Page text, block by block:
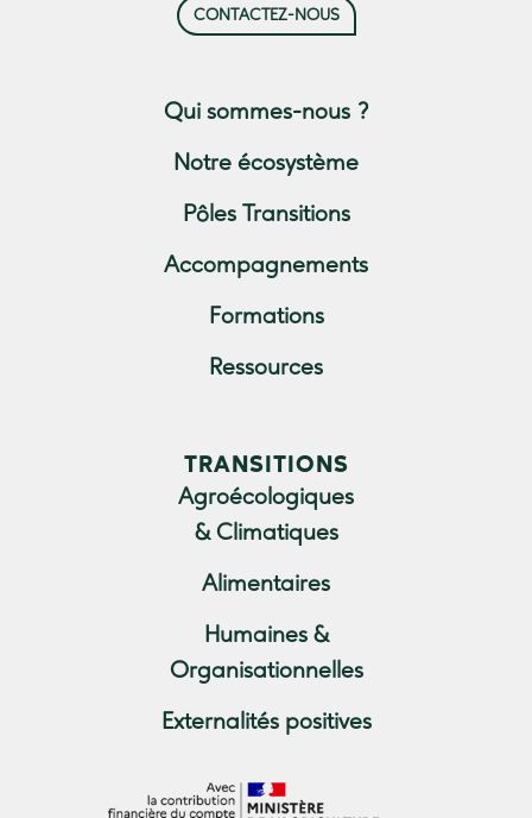
CONTACTEZ-NOUS
Qui sommes-nous ?
Notre écosystème
Pôles Transitions
Accompagnements
Formations
Ressources
TRANSITIONS
Agroécologiques
& Climatiques
Alimentaires
Humaines &
Organisationnelles
Externalités positives